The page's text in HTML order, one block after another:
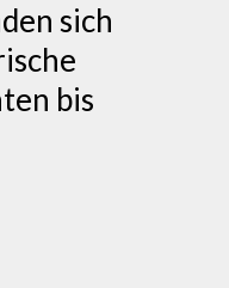
sich
bis